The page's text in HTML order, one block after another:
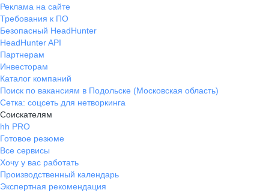
Реклама на сайте
Требования к ПО
Безопасный HeadHunter
HeadHunter API
Партнерам
Инвесторам
Каталог компаний
Поиск по вакансиям в Подольске (Московская область)
Сетка: соцсеть для нетворкинга
Соискателям
hh PRO
Готовое резюме
Все сервисы
Хочу у вас работать
Производственный календарь
Экспертная рекомендация